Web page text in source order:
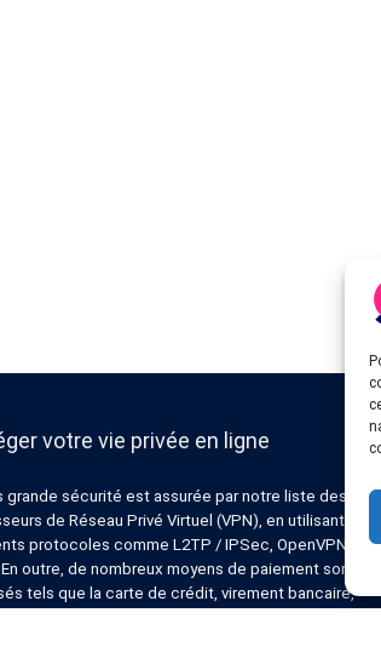
votre vie privée en ligne
grande sécurité est assurée par notre liste des
de Réseau Privé Virtuel (VPN), en utilisant
protocoles comme L2TP / IPSec, OpenVPN,
outre, de nombreux moyens de paiement sont
tels que la carte de crédit, virement bancaire,